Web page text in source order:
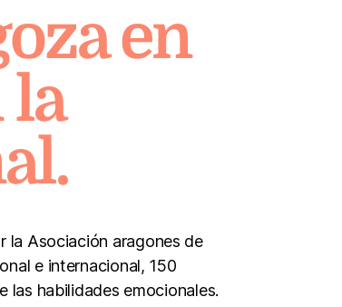
en
la
la Asociación aragones de
e internacional, 150
las habilidades emocionales.